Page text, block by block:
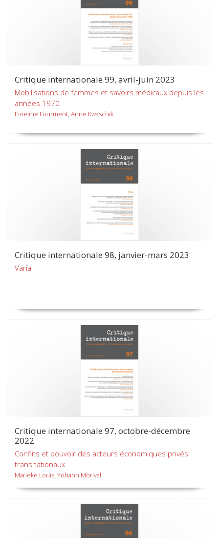
Critique internationale 99, avril-juin 2023
Mobilisations de femmes et savoirs médicaux depuis les
années 1970
Emeline Fourment, Anne Kwaschik
Critique internationale 98, janvier-mars 2023
Varia
Critique internationale 97, octobre-décembre
2022
Conflits et pouvoir des acteurs économiques privés
transnationaux
Marieke Louis, Yohann Morival